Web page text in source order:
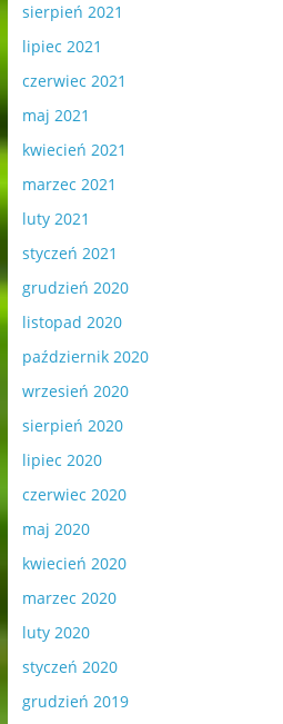
sierpień 2021
lipiec 2021
czerwiec 2021
maj 2021
kwiecień 2021
marzec 2021
luty 2021
styczeń 2021
grudzień 2020
listopad 2020
październik 2020
wrzesień 2020
sierpień 2020
lipiec 2020
czerwiec 2020
maj 2020
kwiecień 2020
marzec 2020
luty 2020
styczeń 2020
grudzień 2019